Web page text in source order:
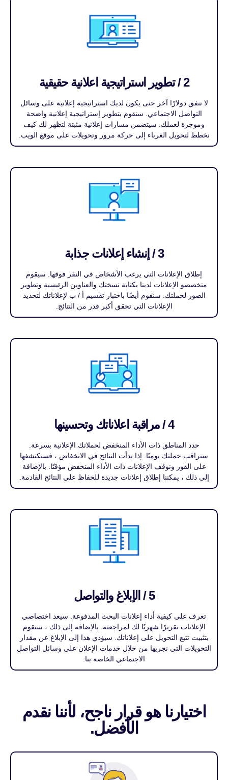
2 / تطوير استراتيجية اعلانية حقيقية
لا تنفق دولارًا آخر حتى يكون لديك استراتيجية إعلانية على وسائل
التواصل الاجتماعي. سنقوم بتطوير إستراتيجية إعلانية واضحة
وموجزة لعملك. سيتضمن مسارات إعلانية مثبتة لتظهر لك كيف
نخطط لتحويل الغرباء إلى حركة مرور وتحويلات على موقع الويب.
3 / إنشاء إعلانات جذابة
إطلاق الإعلانات التي يرغب الأشخاص في النقر فوقها. سيقوم
متخصصو الإعلانات لدينا بكتابة نسختك والعناوين الرئيسية وتطوير
الصور لحملتك. سنقوم أيضًا باختبار تقسيم أ / ب لإعلاناتك لتحديد
الإعلانات التي تحقق أكبر قدر من النتائج.
4 / مراقبة اعلاناتك وتحسينها
حدد المناطق ذات الأداء المنخفض لحملاتك الإعلانية بسرعة.
سنراقب حملتك يوميًا. إذا بدأت النتائج في الانخفاض ، فسنكتشفها
على الفور ونوقف الإعلانات ذات الأداء المنخفض مؤقتًا. بالإضافة
إلى ذلك ، يمكننا إطلاق إعلانات جديدة للحفاظ على النتائج القادمة.
5 / الإبلاغ والتواصل
تعرف على كيفية أداء إعلانات البحث المدفوعة. سيعد اختصاصي
الإعلانات تقريرًا شهريًا لك لمراجعته. بالإضافة إلى ذلك ، سنقوم
بتثبيت تتبع التحويل على إعلاناتك. سيؤدي هذا إلى الإبلاغ عن مقدار
التحويلات التي نجريها من خلال خدمات الإعلان على وسائل التواصل
الاجتماعي الخاصة بنا.
اختيارنا هو قرار ناجح، لأننا نقدم
الأفضل.